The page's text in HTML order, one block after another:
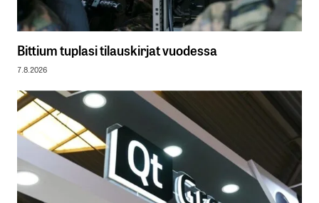
Bittium tuplasi tilauskirjat vuodessa
7.8.2026